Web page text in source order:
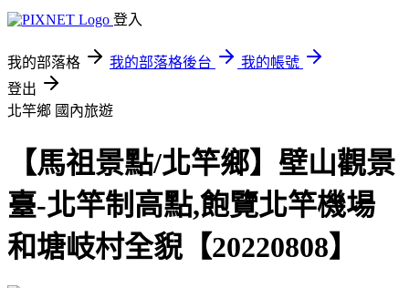
登入
我的部落格 我的部落格後台
我的帳號
登出
北竿鄉 國內旅遊
【馬祖景點/北竿鄉】壁山觀景
臺-北竿制高點,飽覽北竿機場
和塘岐村全貎【20220808】